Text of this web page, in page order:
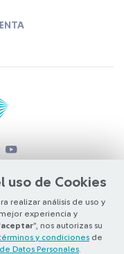
uso de Cookies
realizar análisis de uso y
experiencia y
aceptar”, nos autorizas su
y condiciones de
Datos Personales
2026